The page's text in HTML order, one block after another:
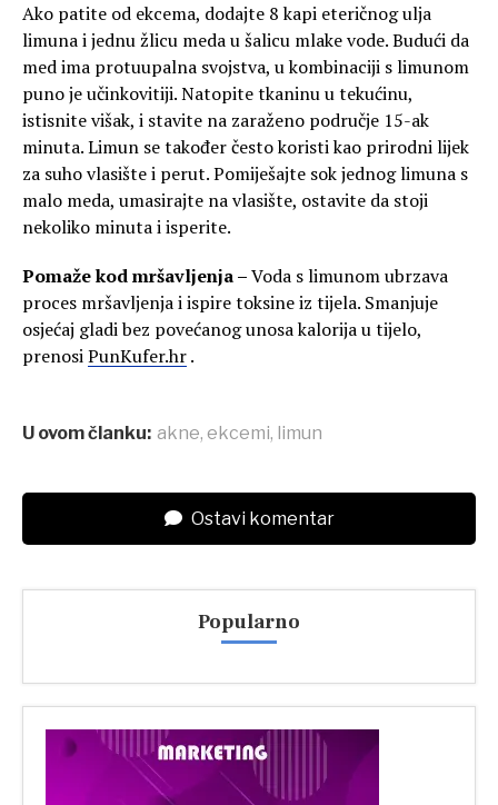
Ako patite od ekcema, dodajte 8 kapi eteričnog ulja
limuna i jednu žlicu meda u šalicu mlake vode. Budući da
med ima protuupalna svojstva, u kombinaciji s limunom
puno je učinkovitiji. Natopite tkaninu u tekućinu,
istisnite višak, i stavite na zaraženo područje 15-ak
minuta. Limun se također često koristi kao prirodni lijek
za suho vlasište i perut. Pomiješajte sok jednog limuna s
malo meda, umasirajte na vlasište, ostavite da stoji
nekoliko minuta i isperite.
Pomaže kod mršavljenja –Voda s limunom ubrzava
proces mršavljenja i ispire toksine iz tijela. Smanjuje
osjećaj gladi bez povećanog unosa kalorija u tijelo,
prenosiPunKufer.hr.
U ovom članku: akne, ekcemi, limun
Ostavi komentar
Popularno